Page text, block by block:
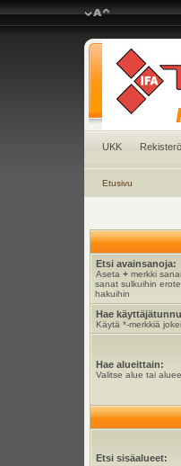
UKK
Etusivu
Etsi avainsanoja:
Aseta+ merkki
sanat sulkuihin
hakuihin
Hae
Käytä *-merkkiä
Hae alueittain:
Valitse alue tai
Etsi sisäalueet: